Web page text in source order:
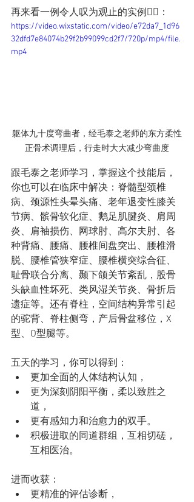
再来看一例令人叹为观止的实例👇🏻：
https://video.wixstatic.com/video/e72da7_1d96
32dfd7e84074b29f2b99099cd2f7/720p/mp4/file.
mp4
躯体九十度弯曲者，经毛泰之老师的东方柔性
正骨术调理后，行走时大大减少弯曲度
跟毛泰之老师学习，掌握这个技能后，
你也可以在临床中解决：脊髓型颈椎
病、颈源性头晕头痛、老年退变性膝关
节病、髌骨软化症、鹅足肌腱炎、肩周
炎、肩袖损伤、网球肘、高尔夫肘、各
种背痛、腰痛、腰椎间盘突出、腰椎滑
脱、腰椎管狭窄症、腰椎横突综合征、
耻骨联合分离、颞下颌关节紊乱，股骨
头缺血性坏死、类风湿关节炎、骨折后
遗症等。还有脊柱，空间结构异常引起
的驼背、脊柱侧弯，产后骨盆移位，X
型、O型腿等。
五天的学习，你可以得到：
更加全面的人体结构认知，
更为深刻阴阳平衡，柔以致胜之
道，
更有感知力和治愈力的双手。
积极进取的同道群组，互相切磋，
互相医治。
进而收获：
更精准的评估诊断，